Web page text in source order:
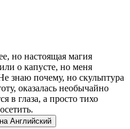
но настоящая магия
о капусте, но меня
знаю почему, но скульптура
оказалась необычайно
в глаза, а просто тихо
Английский